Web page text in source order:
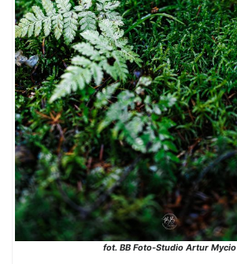
fot. BB Foto-Studio Artur Mycio